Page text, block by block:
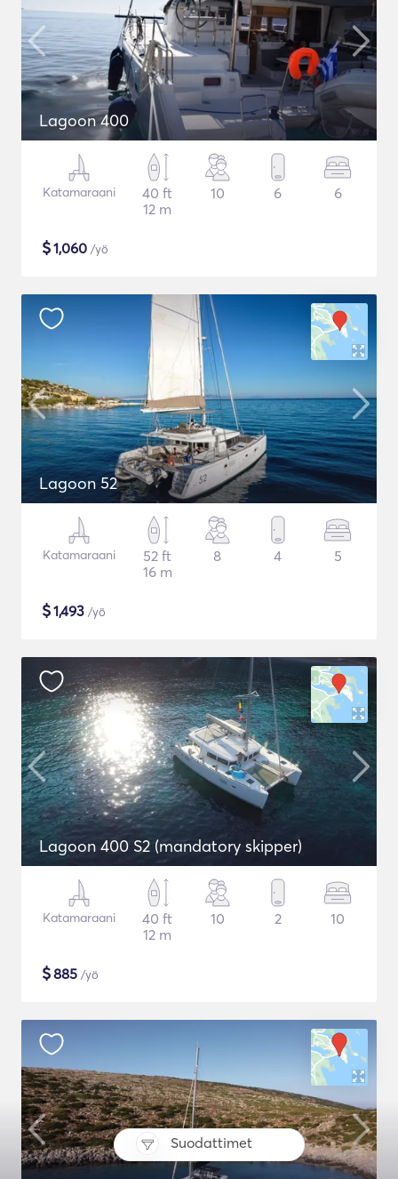
Suodattimet
Lagoon 400
Katamaraani
40 ft
12 m
10 6 6
$1,060 /yö
Lagoon 52
Katamaraani
52 ft
16 m
8 4 5
$1,493 /yö
Lagoon 400 S2 (mandatory skipper)
Katamaraani
40 ft
12 m
10 2 10
$885 /yö